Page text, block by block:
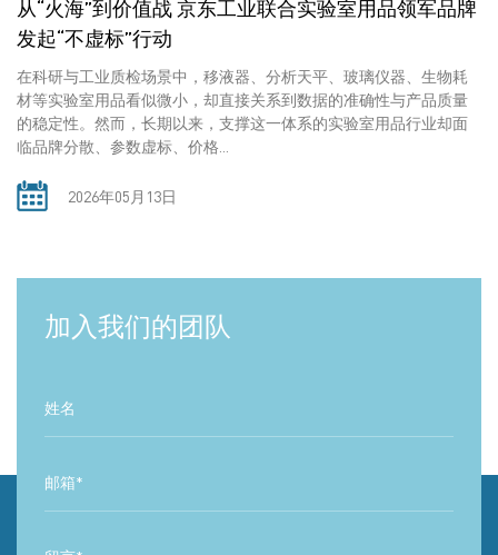
从“火海”到价值战 京东工业联合实验室用品领军品牌
发起“不虚标”行动
在科研与工业质检场景中，移液器、分析天平、玻璃仪器、生物耗
材等实验室用品看似微小，却直接关系到数据的准确性与产品质量
的稳定性。然而，长期以来，支撑这一体系的实验室用品行业却面
临品牌分散、参数虚标、价格...
2026年05月13日
加入我们的团队